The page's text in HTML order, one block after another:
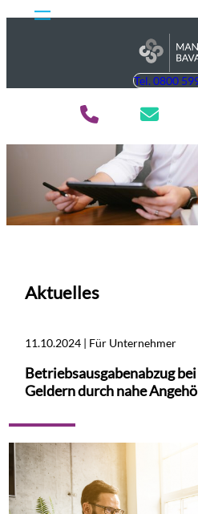
Tel. 0800
Aktuelles
11.10.2024 | Für Unternehmer
Betriebsausgabenabzug
Geldern durch nahe